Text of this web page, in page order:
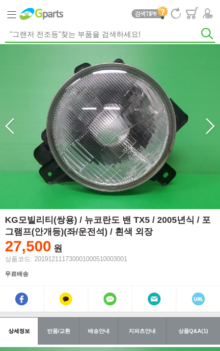
KG모빌리티(쌍용) / 뉴코란도 밴 TX5 / 2005년식 / 포
그램프(안개등)(좌/운전석) / 흰색 외장
27,500 원
상품코드: 201912111730001000510003001
무료배송
상세정보 반품/교환 배송안내 지파츠안내 상품Q&A(1)